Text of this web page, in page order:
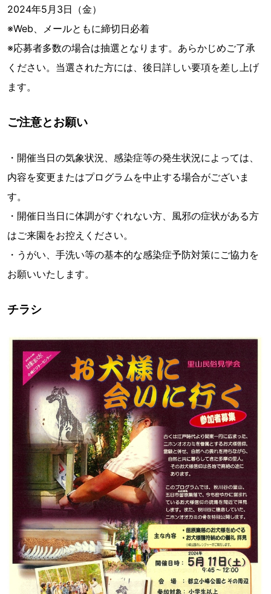
2024年5月3日（金）
※Web、メールともに締切日必着
※応募者多数の場合は抽選となります。あらかじめご了承
ください。当選された方には、後日詳しい要項を差し上げ
ます。
ご注意とお願い
・開催当日の気象状況、感染症等の発生状況によっては、
内容を変更またはプログラムを中止する場合がございま
す。
・開催日当日に体調がすぐれない方、風邪の症状がある方
はご来園をお控えください。
・うがい、手洗い等の基本的な感染症予防対策にご協力を
お願いいたします。
チラシ